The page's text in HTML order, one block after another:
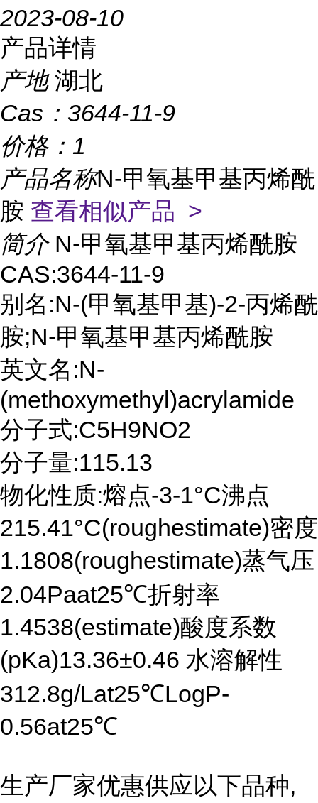
2023-08-10
产品详情
产地 湖北
Cas： 3644-11-9
价格： 1
产品名称N-甲氧基甲基丙烯酰
胺 查看相似产品 >
简介 N-甲氧基甲基丙烯酰胺
CAS:3644-11-9
别名:N-(甲氧基甲基)-2-丙烯酰
胺;N-甲氧基甲基丙烯酰胺
英文名:N-
(methoxymethyl)acrylamide
分子式:C5H9NO2
分子量:115.13
物化性质:熔点-3-1°C沸点
215.41°C(roughestimate)密度
1.1808(roughestimate)蒸气压
2.04Paat25℃折射率
1.4538(estimate)酸度系数
(pKa)13.36±0.46 水溶解性
312.8g/Lat25℃LogP-
0.56at25℃
生产厂家优惠供应以下品种,